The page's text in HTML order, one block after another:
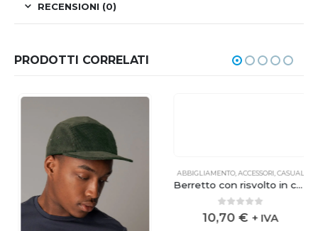
RECENSIONI (0)
PRODOTTI CORRELATI
ABBIGLIAMENTO,ACCESSORI,CASUAL
Berretto con risvolto in cotone organico
0out of 5
10,70 € + IVA